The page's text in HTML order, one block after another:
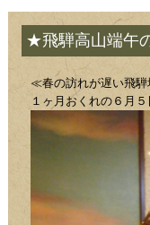
★飛騨高山端午
≪春の訪れが遅い飛
１ヶ月おくれの６月